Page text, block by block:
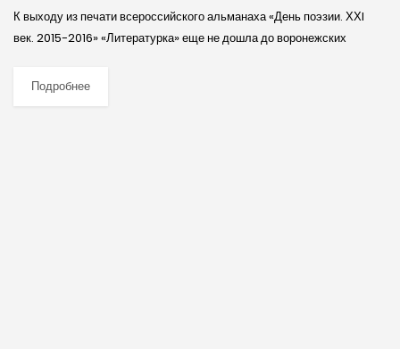
К выходу из печати всероссийского альманаха «День поэзии. ХХI
век. 2015-2016» «Литературка» еще не дошла до воронежских
долгожданная новость с...
Подробнее